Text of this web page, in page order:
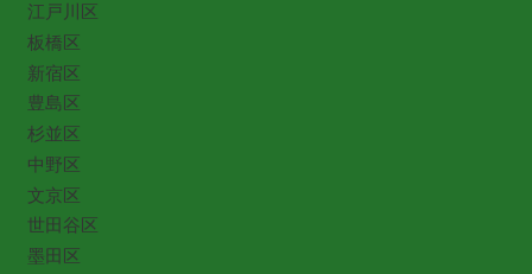
江戸川区
板橋区
新宿区
豊島区
杉並区
中野区
文京区
世田谷区
墨田区